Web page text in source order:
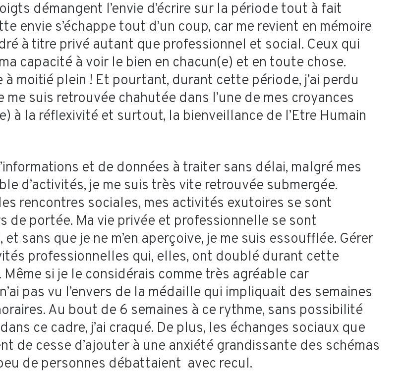
démangent l’envie d’écrire sur la période tout à fait
envie s’échappe tout d’un coup, car me revient en mémoire
à titre privé autant que professionnel et social. Ceux qui
capacité à voir le bien en chacun(e) et en toute chose.
à moitié plein ! Et pourtant, durant cette période, j’ai perdu
suis retrouvée chahutée dans l’une de mes croyances
à la réflexivité et surtout, la bienveillance de l’Etre Humain
et de données à traiter sans délai, malgré mes
d’activités, je me suis très vite retrouvée submergée.
rencontres sociales, mes activités exutoires se sont
de portée. Ma vie privée et professionnelle se sont
sans que je ne m’en aperçoive, je me suis essoufflée. Gérer
professionnelles qui, elles, ont doublé durant cette
si je le considérais comme très agréable car
pas vu l’envers de la médaille qui impliquait des semaines
Au bout de 6 semaines à ce rythme, sans possibilité
ce cadre, j’ai craqué. De plus, les échanges sociaux que
de cesse d’ajouter à une anxiété grandissante des schémas
de personnes débattaient avec recul.